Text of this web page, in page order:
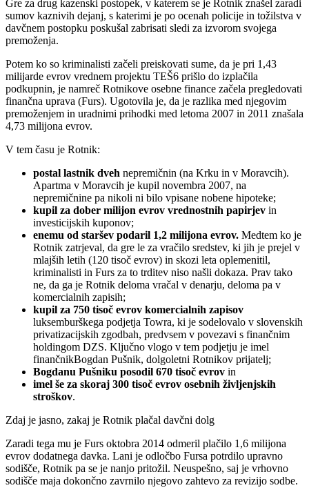
Gre za drug kazenski postopek, v katerem se je Rotnik znašel zaradi
sumov kaznivih dejanj, s katerimi je po ocenah policije in tožilstva v
davčnem postopku poskušal zabrisati sledi za izvorom svojega
premoženja.
Potem ko so kriminalisti začeli preiskovati sume, da je pri 1,43
milijarde evrov vrednem projektu TEŠ6 prišlo do izplačila
podkupnin, je namreč Rotnikove osebne finance začela pregledovati
finančna uprava (Furs). Ugotovila je, da je razlika med njegovim
premoženjem in uradnimi prihodki med letoma 2007 in 2011 znašala
4,73 milijona evrov.
V tem času je Rotnik:
postal lastnik dveh nepremičnin (na Krku in v Moravcih).
Apartma v Moravcih je kupil novembra 2007, na
nepremičnine pa nikoli ni bilo vpisane nobene hipoteke;
kupil za dober milijon evrov vrednostnih papirjev in
investicijskih kuponov;
enemu od staršev podaril 1,2 milijona evrov. Medtem ko je
Rotnik zatrjeval, da gre le za vračilo sredstev, ki jih je prejel v
mlajših letih (120 tisoč evrov) in skozi leta oplemenitil,
kriminalisti in Furs za to trditev niso našli dokaza. Prav tako
ne, da ga je Rotnik deloma vračal v denarju, deloma pa v
komercialnih zapisih;
kupil za 750 tisoč evrov komercialnih zapisov
luksemburškega podjetja Towra, ki je sodelovalo v slovenskih
privatizacijskih zgodbah, predvsem v povezavi s finančnim
holdingom DZS. Ključno vlogo v tem podjetju je imel
finančnikBogdan Pušnik, dolgoletni Rotnikov prijatelj;
Bogdanu Pušniku posodil 670 tisoč evrov in
imel še za skoraj 300 tisoč evrov osebnih življenjskih
stroškov.
Zdaj je jasno, zakaj je Rotnik plačal davčni dolg
Zaradi tega mu je Furs oktobra 2014 odmeril plačilo 1,6 milijona
evrov dodatnega davka. Lani je odločbo Fursa potrdilo upravno
sodišče, Rotnik pa se je nanjo pritožil. Neuspešno, saj je vrhovno
sodišče maja dokončno zavrnilo njegovo zahtevo za revizijo sodbe.